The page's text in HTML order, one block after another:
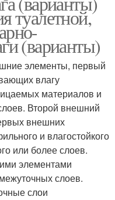
туалетной,
(варианты)
элементы, первый
влагу
материалов и
Второй внешний
внешних
и влагостойкого
или более слоев.
элементами
слоев.
слои